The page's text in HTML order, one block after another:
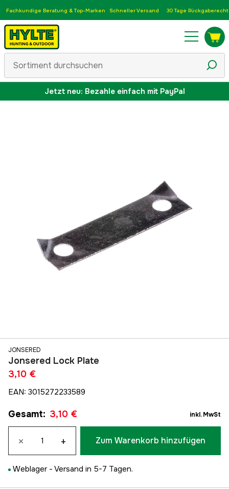
Fachkundige Beratung & Top-Marken Schneller Versand 30 Tage Rückgaberecht
Jetzt neu: Bezahle einfach mit PayPal
JONSERED
Jonsered Lock Plate
3,10 €
EAN: 3015272233589
Gesamt: 3,10 € inkl. MwSt
× + Zum Warenkorb hinzufügen
Weblager - Versand in 5-7 Tagen.